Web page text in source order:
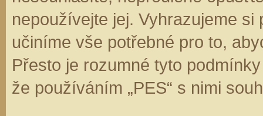
nepoužívejte jej. Vyhrazujeme
učiníme vše potřebné pro to,
Přesto je rozumné tyto
že používáním „PES“ s nimi